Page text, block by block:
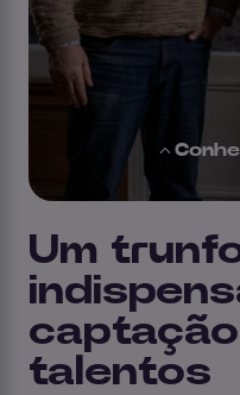
Um
talentos